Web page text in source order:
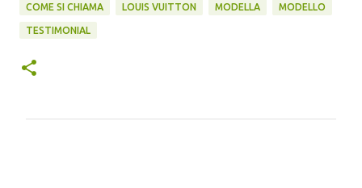
COME SI CHIAMA
LOUIS VUITTON MODELLA MODELLO
TESTIMONIAL